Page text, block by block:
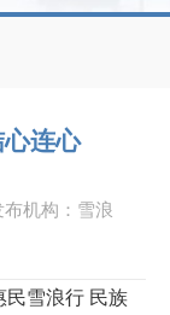
连心
布机构：雪浪
雪浪行 民族